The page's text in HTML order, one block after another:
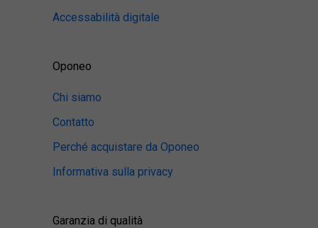
Accessabilità digitale
Oponeo
Chi siamo
Contatto
Perché acquistare da Oponeo
Informativa sulla privacy
Garanzia di qualità